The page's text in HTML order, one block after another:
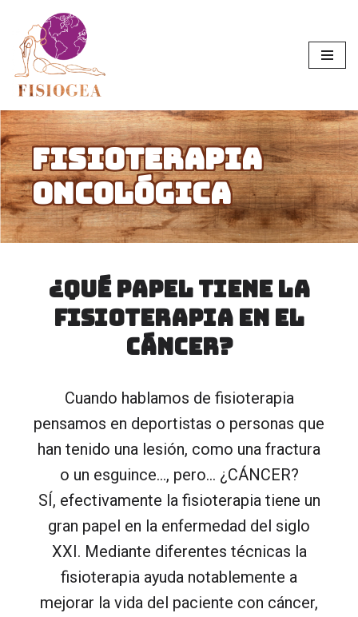
Saltar
contenido
Fisioterapia
oncológica
¿QuÉ papel tiene la
Fisioterapia en el
cÁncer?
Cuando hablamos de fisioterapia
pensamos en deportistas o personas que
han tenido una lesión, como una fractura
o un esguince…, pero… ¿CÁNCER?
SÍ, efectivamente la fisioterapia tiene un
gran papel en la enfermedad del siglo
XXI. Mediante diferentes técnicas la
fisioterapia ayuda notablemente a
mejorar la vida del paciente con cáncer,